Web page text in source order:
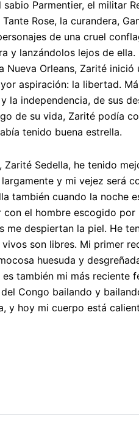
Parmentier, el militar
Rose, la curandera,
de una cruel
y lanzándolos lejos de ella.
Nueva Orleans, Zarité inició
aspiración: la libertad.
la independencia, de sus
de su vida, Zarité podía
tenido buena estrella.
Zarité Sedella, he tenido
y mi vejez será
también cuando la noche
el hombre escogido por
me despiertan la piel. He
son libres. Mi primer
huesuda y
también mi más reciente
Congo bailando y
y hoy mi cuerpo está